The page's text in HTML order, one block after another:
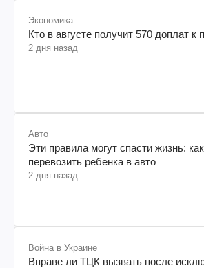
Экономика
Кто в августе получит 570 доплат к
2 дня назад
Авто
Эти правила могут спасти жизнь:
перевозить ребенка в авто
2 дня назад
Война в Украине
Вправе ли ТЦК вызвать после